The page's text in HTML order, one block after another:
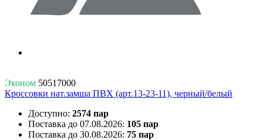
Эконом 50517000
Кроссовки нат.замша ПВХ (арт.13-23-11), черный/белый
Доступно: 2574 пар
Поставка до 07.08.2026: 105 пар
Поставка до 30.08.2026: 75 пар